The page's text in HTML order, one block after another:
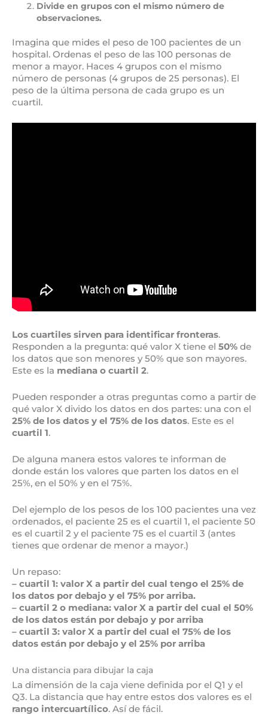
Divide en grupos con el mismo número de
observaciones.
Imagina que mides el peso de 100 pacientes de un
hospital. Ordenas el peso de las 100 personas de
menor a mayor. Haces 4 grupos con el mismo
número de personas (4 grupos de 25 personas). El
peso de la última persona de cada grupo es un
cuartil.
Los cuartiles sirven para identificar fronteras.
Responden a la pregunta: qué valor X tiene el 50% de
los datos que son menores y 50% que son mayores.
Este es la mediana o cuartil 2.
Pueden responder a otras preguntas como a partir de
qué valor X divido los datos en dos partes: una con el
25% de los datos y el 75% de los datos. Este es el
cuartil 1.
De alguna manera estos valores te informan de
donde están los valores que parten los datos en el
25%, en el 50% y en el 75%.
Del ejemplo de los pesos de los 100 pacientes una vez
ordenados, el paciente 25 es el cuartil 1, el paciente 50
es el cuartil 2 y el paciente 75 es el cuartil 3 (antes
tienes que ordenar de menor a mayor.)
Un repaso:
– cuartil 1: valor X a partir del cual tengo el 25% de
los datos por debajo y el 75% por arriba.
– cuartil 2 o mediana: valor X a partir del cual el 50%
de los datos están por debajo y por arriba
– cuartil 3: valor X a partir del cual el 75% de los
datos están por debajo y el 25% por arriba
Una distancia para dibujar la caja
La dimensión de la caja viene definida por el Q1 y el
Q3. La distancia que hay entre estos dos valores es el
rango intercuartílico. Así de fácil.